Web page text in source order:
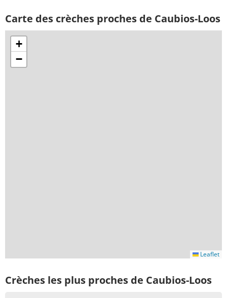
Carte des crèches proches de Caubios-Loos
+
−
Leaflet
Crèches les plus proches de Caubios-Loos